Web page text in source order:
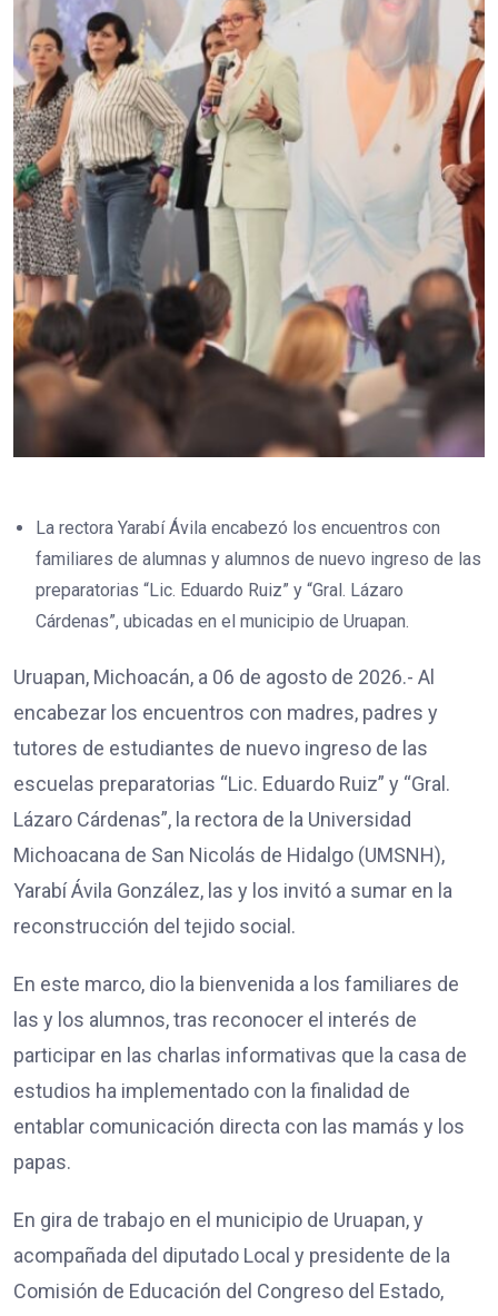
La rectora Yarabí Ávila encabezó los encuentros con
familiares de alumnas y alumnos de nuevo ingreso de las
preparatorias “Lic. Eduardo Ruiz” y “Gral. Lázaro
Cárdenas”, ubicadas en el municipio de Uruapan.
Uruapan, Michoacán, a 06 de agosto de 2026.- Al
encabezar los encuentros con madres, padres y
tutores de estudiantes de nuevo ingreso de las
escuelas preparatorias “Lic. Eduardo Ruiz” y “Gral.
Lázaro Cárdenas”, la rectora de la Universidad
Michoacana de San Nicolás de Hidalgo (UMSNH),
Yarabí Ávila González, las y los invitó a sumar en la
reconstrucción del tejido social.
En este marco, dio la bienvenida a los familiares de
las y los alumnos, tras reconocer el interés de
participar en las charlas informativas que la casa de
estudios ha implementado con la finalidad de
entablar comunicación directa con las mamás y los
papas.
En gira de trabajo en el municipio de Uruapan, y
acompañada del diputado Local y presidente de la
Comisión de Educación del Congreso del Estado,